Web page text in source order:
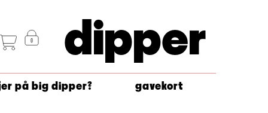
dipper
på big dipper? gavekort